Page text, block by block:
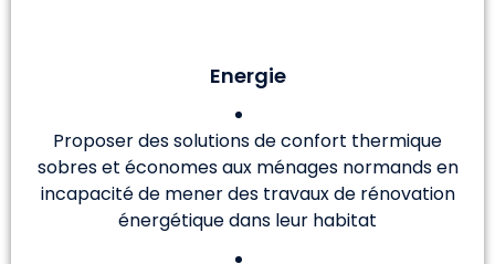
Energie
Proposer des solutions de confort thermique
sobres et économes aux ménages normands en
incapacité de mener des travaux de rénovation
énergétique dans leur habitat